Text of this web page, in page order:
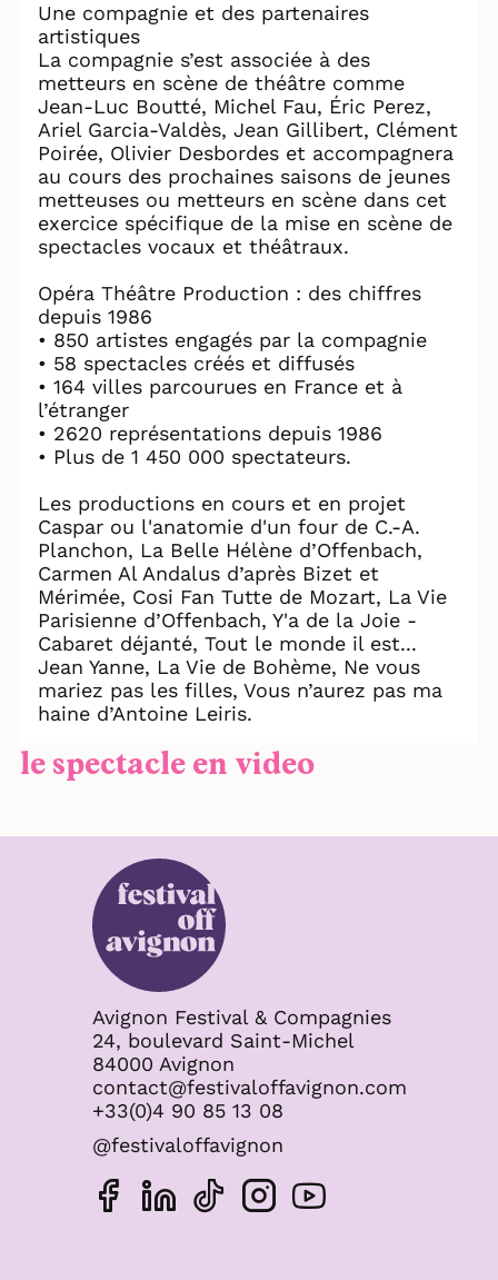
Une compagnie et des partenaires
artistiques
La compagnie s’est associée à des
metteurs en scène de théâtre comme
Jean-Luc Boutté, Michel Fau, Éric Perez,
Ariel Garcia-Valdès, Jean Gillibert, Clément
Poirée, Olivier Desbordes et accompagnera
au cours des prochaines saisons de jeunes
metteuses ou metteurs en scène dans cet
exercice spécifique de la mise en scène de
spectacles vocaux et théâtraux.
Opéra Théâtre Production : des chiffres
depuis 1986
• 850 artistes engagés par la compagnie
• 58 spectacles créés et diffusés
• 164 villes parcourues en France et à
l’étranger
• 2620 représentations depuis 1986
• Plus de 1 450 000 spectateurs.
Les productions en cours et en projet
Caspar ou l'anatomie d'un four de C.-A.
Planchon, La Belle Hélène d’Offenbach,
Carmen Al Andalus d’après Bizet et
Mérimée, Cosi Fan Tutte de Mozart, La Vie
Parisienne d’Offenbach, Y'a de la Joie -
Cabaret déjanté, Tout le monde il est...
Jean Yanne, La Vie de Bohème, Ne vous
mariez pas les filles, Vous n’aurez pas ma
haine d’Antoine Leiris.
le spectacle en video
Avignon Festival & Compagnies
24, boulevard Saint-Michel
84000 Avignon
contact@festivaloffavignon.com
+33(0)4 90 85 13 08
@festivaloffavignon